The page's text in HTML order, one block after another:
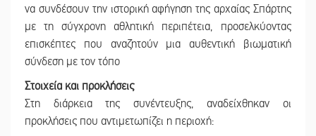
να συνδέσουν την ιστορική αφήγηση της αρχαίας Σπάρτης
με τη σύγχρονη αθλητική περιπέτεια, προσελκύοντας
επισκέπτες που αναζητούν μια αυθεντική βιωματική
σύνδεση με τον τόπο
Στοιχεία και προκλήσεις
Στη διάρκεια της συνέντευξης, αναδείχθηκαν οι
προκλήσεις που αντιμετωπίζει η περιοχή: